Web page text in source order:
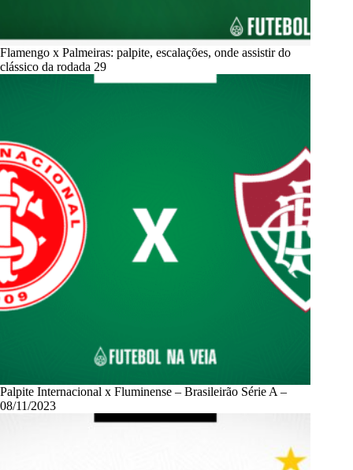
Flamengo x Palmeiras: palpite, escalações, onde assistir do
clássico da rodada 29
Palpite Internacional x Fluminense – Brasileirão Série A –
08/11/2023